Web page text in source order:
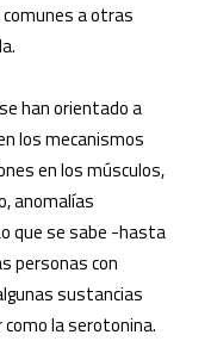
a otras
han orientado a
los mecanismos
en los músculos,
anomalías
que se sabe -hasta
personas con
sustancias
la serotonina.